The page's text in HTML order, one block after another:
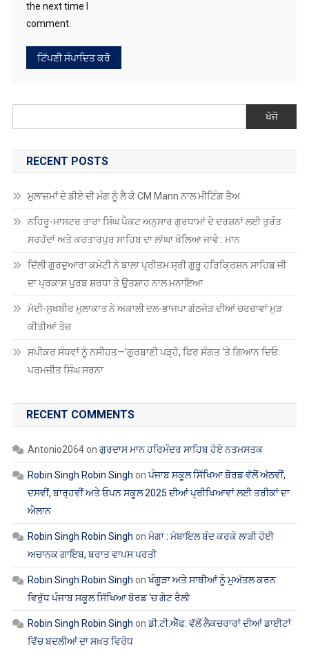
the next time I
comment.
ਖੋਜੋ
RECENT POSTS
ਮੁਲਾਜ਼ਮਾਂ ਦੇ ਡੀਏ ਦੀ ਮੰਗ ਨੂੰ ਲੈ ਕੇ CM Mann ਨਾਲ ਮੀਟਿੰਗ ਤੈਅ
ਨਹਿਰੂ-ਮਾਸਟਰ ਤਾਰਾ ਸਿੰਘ ਪੈਕਟ ਅਨੁਸਾਰ ਗੁਰਧਾਮਾਂ ਦੇ ਦਰਸ਼ਨਾਂ ਲਈ ਤੁਰੰਤ
ਸਰਹੱਦਾਂ ਅਤੇ ਕਰਤਾਰਪੁਰ ਸਾਹਿਬ ਦਾ ਲਾਂਘਾ ਖੋਲਿਆ ਜਾਵੇ : ਮਾਨ
ਦਿੱਲੀ ਗੁਰਦੁਆਰਾ ਕਮੇਟੀ ਨੇ ਬਾਲਾ ਪ੍ਰੀਤਮ ਸ੍ਰੀ ਗੁਰੂ ਹਰਿਕ੍ਰਿਸ਼ਨ ਸਾਹਿਬ ਜੀ
ਦਾ ਪ੍ਰਕਾਸ਼ ਪੁਰਬ ਸ਼ਰਧਾ ਤੇ ਉਤਸ਼ਾਹ ਨਾਲ ਮਨਾਇਆ
ਮੋਦੀ-ਸੁਖਬੀਰ ਮੁਲਾਕਾਤ ਨੇ ਅਕਾਲੀ ਦਲ-ਭਾਜਪਾ ਗੱਠਜੋੜ ਦੀਆਂ ਚਰਚਾਵਾਂ ਮੁੜ
ਕੀਤੀਆਂ ਤੇਜ਼
ਸਪੀਕਰ ਸੰਧਵਾਂ ਨੂੰ ਨਸੀਹਤ—’ਗੁਰਬਾਣੀ ਪੜ੍ਹੋ, ਫਿਰ ਸੰਗਤ ‘ਤੇ ਗਿਆਨ ਦਿਓ:
ਪਰਮਜੀਤ ਸਿੰਘ ਸਰਨਾ
RECENT COMMENTS
Antonio2064on ਗੁਰਦਾਸ ਮਾਨ ਹਰਿਮੰਦਰ ਸਾਹਿਬ ਹੋਏ ਨਤਮਸਤਕ
Robin Singh Robin Singh onਪੰਜਾਬ ਸਕੂਲ ਸਿੱਖਿਆ ਬੋਰਡ ਵੱਲੋਂ ਅੱਠਵੀਂ,
ਦਸਵੀਂ, ਬਾਰ੍ਹਵੀਂ ਅਤੇ ਓਪਨ ਸਕੂਲ 2025 ਦੀਆਂ ਪ੍ਰੀਖਿਆਵਾਂ ਲਈ ਤਰੀਕਾਂ ਦਾ
ਐਲਾਨ
Robin Singh Robin Singh on ਮੋਗਾ : ਮੋਬਾਇਲ ਬੰਦ ਕਰਕੇ ਲਾੜੀ ਹੋਈ
ਅਚਾਨਕ ਗਾਇਬ, ਬਰਾਤ ਵਾਪਸ ਪਰਤੀ
Robin Singh Robin Singh onਖੰਗੂੜਾ ਅਤੇ ਸਾਥੀਆਂ ਨੂੰ ਮੁਅੱਤਲ ਕਰਨ
ਵਿਰੁੱਧ ਪੰਜਾਬ ਸਕੂਲ ਸਿੱਖਿਆ ਬੋਰਡ ‘ਚ ਗੇਟ ਰੈਲੀ
Robin Singh Robin Singh onਡੀ.ਟੀ.ਐੱਫ. ਵੱਲੋਂ ਲੈਕਚਰਾਰਾਂ ਦੀਆਂ ਡਾਈਟਾਂ
ਵਿੱਚ ਬਦਲੀਆਂ ਦਾ ਸਖ਼ਤ ਵਿਰੋਧ